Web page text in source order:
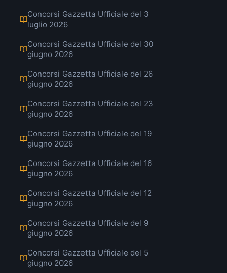
Concorsi Gazzetta Ufficiale del 3
luglio 2026
Concorsi Gazzetta Ufficiale del 30
giugno 2026
Concorsi Gazzetta Ufficiale del 26
giugno 2026
Concorsi Gazzetta Ufficiale del 23
giugno 2026
Concorsi Gazzetta Ufficiale del 19
giugno 2026
Concorsi Gazzetta Ufficiale del 16
giugno 2026
Concorsi Gazzetta Ufficiale del 12
giugno 2026
Concorsi Gazzetta Ufficiale del 9
giugno 2026
Concorsi Gazzetta Ufficiale del 5
giugno 2026